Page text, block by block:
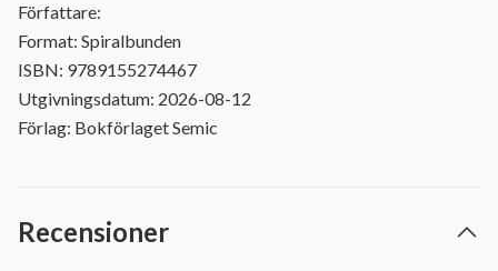
Författare:
Format: Spiralbunden
ISBN: 9789155274467
Utgivningsdatum: 2026-08-12
Förlag: Bokförlaget Semic
Recensioner